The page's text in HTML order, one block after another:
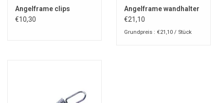
Angelframe clips
€10,30
Angelframe wandhalter
€21,10
Grundpreis : €21,10 / Stück